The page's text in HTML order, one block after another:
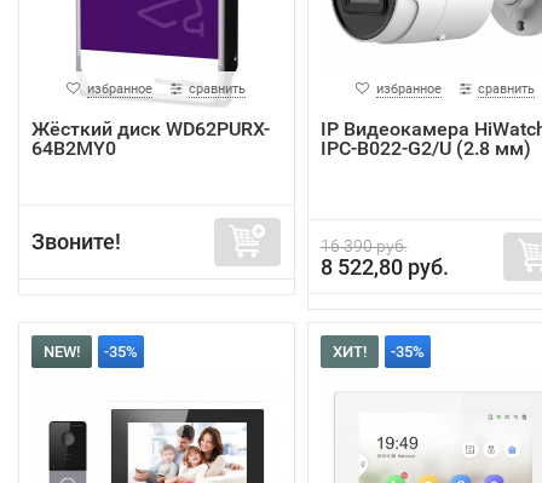
избранное сравнить
Жёсткий диск WD62PURX-
64B2MY0
Звоните!
избранное сравнить
IP Видеокамера
IPC-B022-G2/U (2.8 мм)
16 390 руб.
8 522,80 руб.
NEW! -35% ХИТ! -35%